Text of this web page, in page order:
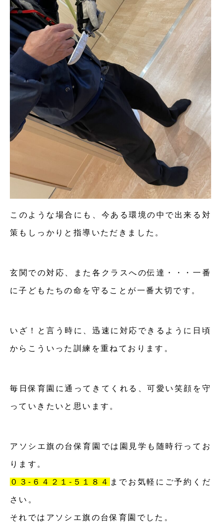
このような場合にも、今ある環境の中で出来る対
策もしっかりと指導いただきました。
玄関での対応、また各クラスへの伝達・・・一番
に子どもたちの命を守ることが一番大切です。
いざ！と言う時に、迅速に対応できるように日頃
からこういった訓練を重ねております。
毎日保育園に通ってきてくれる、可愛い笑顔を守
っていきたいと思います。
アソシエ旗の台保育園では園見学も随時行ってお
ります。
０３-６４２１-５１８４ までお気軽にご予約くだ
さい。
それではアソシエ旗の台保育園でした。